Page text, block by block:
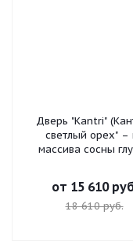
Дверь "Kantri"
светлый орех" –
массива сосны
от 15 610
18 610 руб.